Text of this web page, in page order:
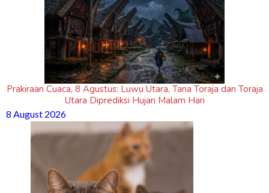
Prakiraan Cuaca, 8 Agustus: Luwu Utara, Tana Toraja dan Toraja
Utara Diprediksi Hujan Malam Hari
8 August 2026